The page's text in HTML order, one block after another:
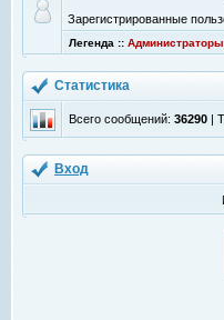
Зарегистрированные
Легенда :: Администраторы
Статистика
Всего сообщений: 36290 |
Вход